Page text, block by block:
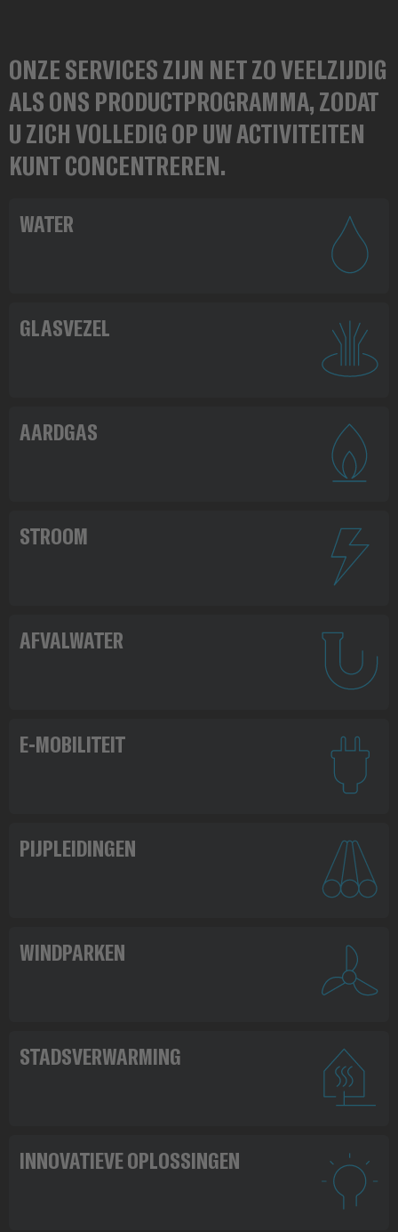
ONZE SERVICES ZIJN NET ZO VEELZIJDIG
ALS ONS PRODUCTPROGRAMMA, ZODAT
U ZICH VOLLEDIG OP UW ACTIVITEITEN
KUNT CONCENTREREN.
WATER
GLASVEZEL
AARDGAS
STROOM
AFVALWATER
E-MOBILITEIT
PIJPLEIDINGEN
WINDPARKEN
STADSVERWARMING
INNOVATIEVE OPLOSSINGEN